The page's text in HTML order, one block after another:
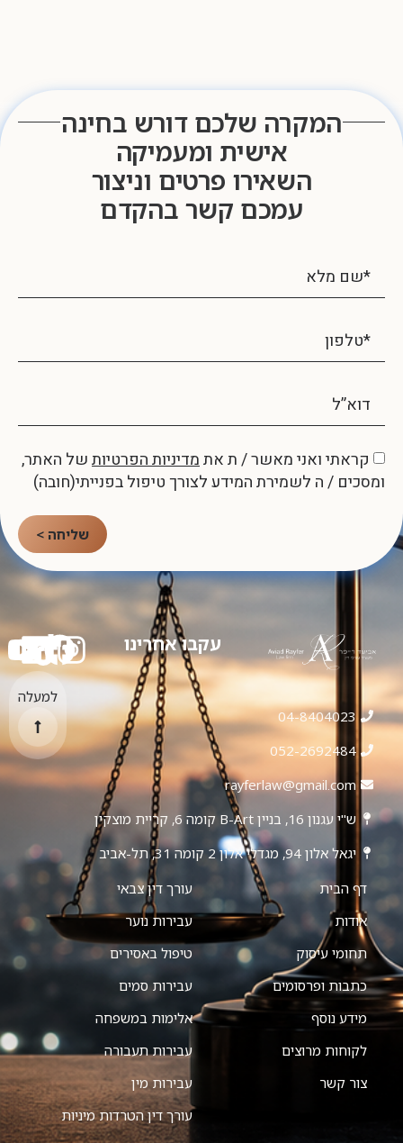
המקרה שלכם דורש בחינה
אישית ומעמיקה
השאירו פרטים וניצור
עמכם קשר בהקדם
קראתי ואני מאשר / ת אתמדיניות הפרטיותשל האתר,
ומסכים / ה לשמירת המידע לצורך טיפול בפנייתי(חובה)
שליחה >
עקבו אחרינו
04-8404023
052-2692484
rayferlaw@gmail.com
ש"י עגנון 16, בניין B-Art קומה 6, קריית מוצקין
יגאל אלון 94, מגדלי אלון 2 קומה 31, תל-אביב
דף הבית
אודות
תחומי עיסוק
כתבות ופרסומים
מידע נוסף
לקוחות מרוצים
צור קשר
עורך דין צבאי
עבירות נוער
טיפול באסירים
עבירות סמים
אלימות במשפחה
עבירות תעבורה
עבירות מין
עורך דין הטרדות מיניות
למעלה